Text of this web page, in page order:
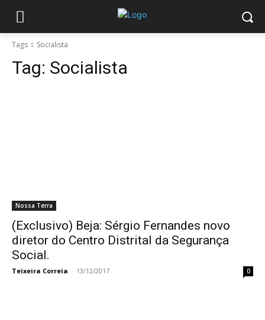
Tags Socialista
Tag: Socialista
Nossa Terra
(Exclusivo) Beja: Sérgio Fernandes novo
diretor do Centro Distrital da Segurança
Social.
Teixeira Correia - 13/12/2017 0